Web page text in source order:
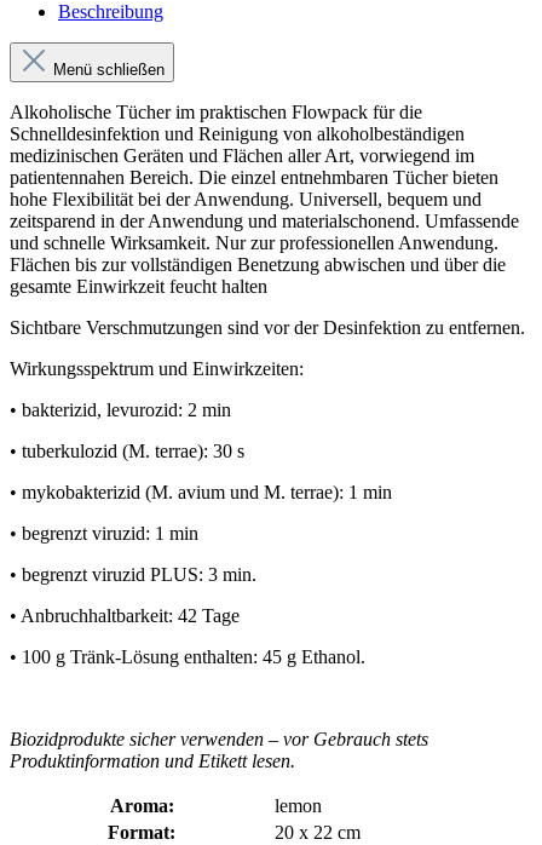
Beschreibung
Menü schließen
Alkoholische Tücher im praktischen Flowpack für die
Schnelldesinfektion und Reinigung von alkoholbeständigen
medizinischen Geräten und Flächen aller Art, vorwiegend im
patientennahen Bereich. Die einzel entnehmbaren Tücher bieten
hohe Flexibilität bei der Anwendung. Universell, bequem und
zeitsparend in der Anwendung und materialschonend. Umfassende
und schnelle Wirksamkeit. Nur zur professionellen Anwendung.
Flächen bis zur vollständigen Benetzung abwischen und über die
gesamte Einwirkzeit feucht halten
Sichtbare Verschmutzungen sind vor der Desinfektion zu entfernen.
Wirkungsspektrum und Einwirkzeiten:
• bakterizid, levurozid: 2 min
• tuberkulozid (M. terrae): 30 s
• mykobakterizid (M. avium und M. terrae): 1 min
• begrenzt viruzid: 1 min
• begrenzt viruzid PLUS: 3 min.
• Anbruchhaltbarkeit: 42 Tage
• 100 g Tränk-Lösung enthalten: 45 g Ethanol.
Biozidprodukte sicher verwenden – vor Gebrauch stets
Produktinformation und Etikett lesen.
Aroma:
lemon
Format:
20 x 22 cm